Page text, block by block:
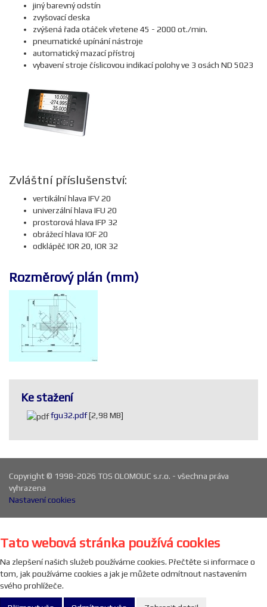
jiný barevný odstín
zvyšovací deska
zvýšená řada otáček vřetene 45 - 2000 ot./min.
pneumatické upínání nástroje
automatický mazací přístroj
vybavení stroje číslicovou indikací polohy ve 3 osách ND 5023
Zvláštní příslušenství:
vertikální hlava IFV 20
univerzální hlava IFU 20
prostorová hlava IFP 32
obrážecí hlava IOF 20
odklápěč IOR 20, IOR 32
Rozměrový plán (mm)
Ke stažení
fgu32.pdf[2,98 MB]
Copyright © 1998-2026 TOS OLOMOUC s.r.o. - všechna práva
vyhrazena
Nastavení cookies
Tato webová stránka používá cookies
Na zlepšení našich služeb používáme cookies. Přečtěte si informace o
tom, jak používáme cookies a jak je můžete odmítnout nastavením
svého prohlížeče.